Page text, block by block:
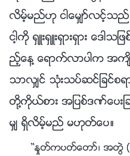
လိမ့္မည္ဟု ငါေမွ်ာ္လင့္သည္
ငါ့ကို ရွဴးရွဴးရွားရွား ေဒ
ည့္ေန႔ ေရာက္လာပါက အ
သာလွ်င္ သုံးသပ္ဆင္ျခင္စရ
တို႔ကိုယ္စား အျပစ္ဒဏ္ေပး
မွ် ရွိလိမ့္မည္ မဟုတ္ေပ။
“ႏႈတ္ကပတ္ေတာ္၊ အတြဲ (